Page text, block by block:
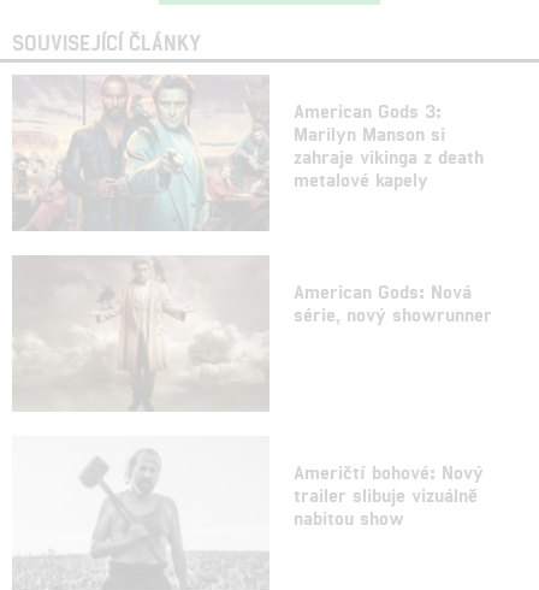
SOUVISEJÍCÍ ČLÁNKY
American Gods 3:
Marilyn Manson si
zahraje vikinga z death
metalové kapely
American Gods: Nová
série, nový showrunner
Američtí bohové: Nový
trailer slibuje vizuálně
nabitou show